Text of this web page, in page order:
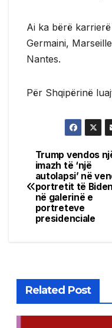
Ai ka bërë
Germaini,
Nantes.
Për Shqipërinë
Post
Trump vendos
imazh të ‘një
autolapsi’ në
portretit të
në galerinë e
portreteve
presidenciale
Related Post